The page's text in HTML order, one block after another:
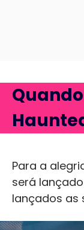
Para a
será
lançados as